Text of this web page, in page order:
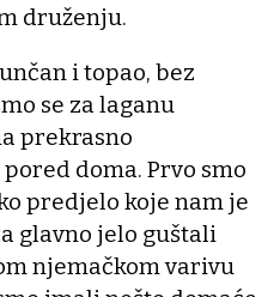
druženju.
i topao, bez
se za laganu
prekrasno
doma. Prvo smo
predjelo koje nam je
glavno jelo guštali
njemačkom varivu